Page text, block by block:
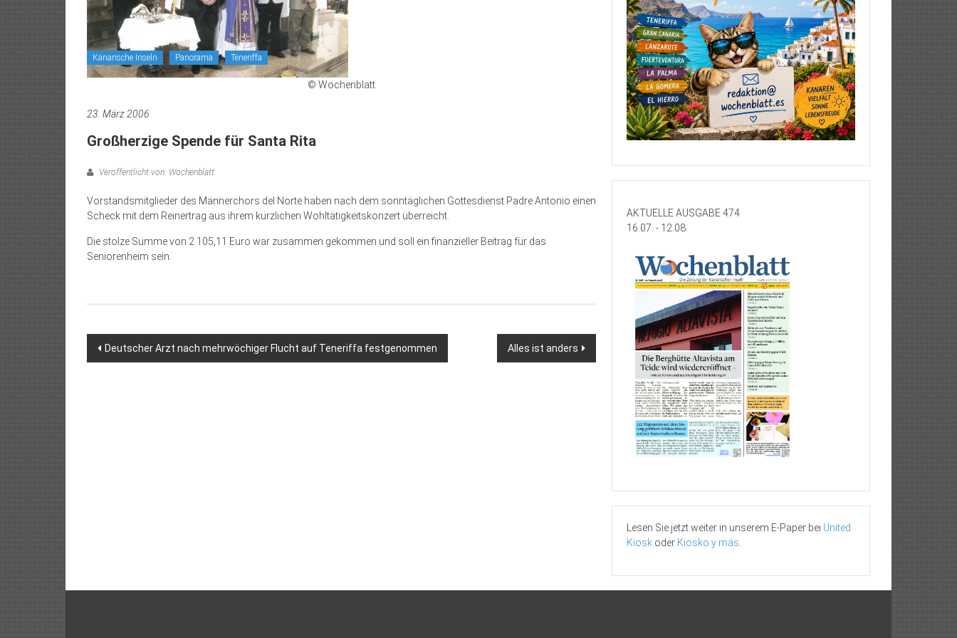
Kanarische Inseln Panorama Teneriffa
© Wochenblatt
23. März 2006
Großherzige Spende für Santa Rita
Veröffentlicht von: Wochenblatt
Vorstandsmitglieder des Männerchors del Norte haben nach dem sonntäglichen Gottesdienst Padre Antonio einen
Scheck mit dem Reinertrag aus ihrem kürzlichen Wohltätigkeitskonzert überreicht.
Die stolze Summe von 2.105,11 Euro war zusammen gekommen und soll ein finanzieller Beitrag für das
Seniorenheim sein.
Beitragsnavigation
Deutscher Arzt nach mehrwöchiger Flucht auf Teneriffa festgenommen Alles ist anders
AKTUELLE AUSGABE 474
16.07. - 12.08.
Lesen Sie jetzt weiter in unserem E-Paper bei United
Kiosk oder Kiosko y más